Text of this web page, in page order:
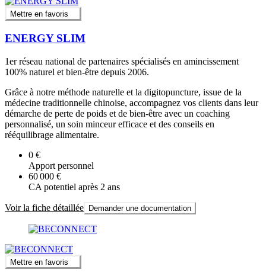
Mettre en favoris
ENERGY SLIM
1er réseau national de partenaires spécialisés en amincissement
100% naturel et bien-être depuis 2006.
Grâce à notre méthode naturelle et la digitopuncture, issue de la
médecine traditionnelle chinoise, accompagnez vos clients dans leur
démarche de perte de poids et de bien-être avec un coaching
personnalisé, un soin minceur efficace et des conseils en
rééquilibrage alimentaire.
0 €
Apport personnel
60 000 €
CA potentiel après 2 ans
Voir la fiche détaillée Demander une documentation
Mettre en favoris